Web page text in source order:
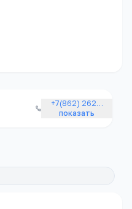
+7(862) 262…
показать